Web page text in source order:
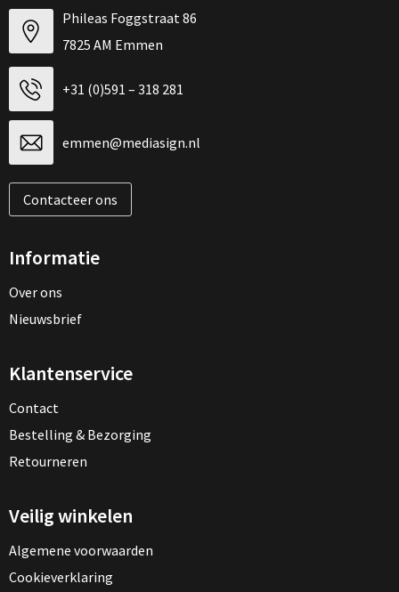
Phileas Foggstraat 86
7825 AM Emmen
+31 (0)591 – 318 281
emmen@mediasign.nl
Contacteer ons
Informatie
Over ons
Nieuwsbrief
Klantenservice
Contact
Bestelling & Bezorging
Retourneren
Veilig winkelen
Algemene voorwaarden
Cookieverklaring